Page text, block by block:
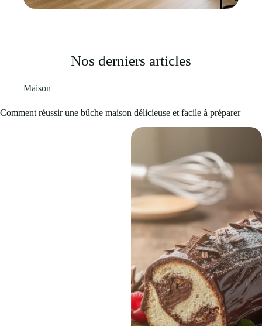
Nos derniers articles
Maison
Comment réussir une bûche maison délicieuse et facile à préparer